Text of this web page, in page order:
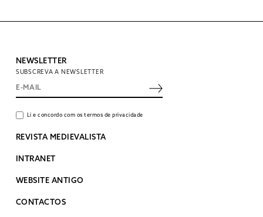
NEWSLETTER
SUBSCREVA A NEWSLETTER
Li e concordo com os termos de privacidade
REVISTA MEDIEVALISTA
INTRANET
WEBSITE ANTIGO
CONTACTOS